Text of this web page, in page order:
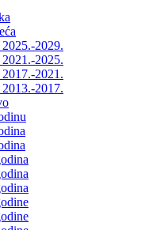
2029.
2025.
2021.
2017.